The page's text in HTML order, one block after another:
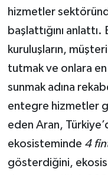
hizmetler
başlattığını
kuruluşların,
tutmak ve onlara
sunmak adına
entegre hizmetler
eden Aran,
ekosisteminde 4
gösterdiğini,